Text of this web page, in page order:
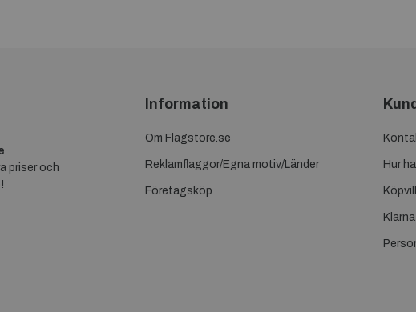
priser och
Information
Om Flagstore.se
Reklamflaggor/Egna motiv/Länder
Företagsköp
Hur